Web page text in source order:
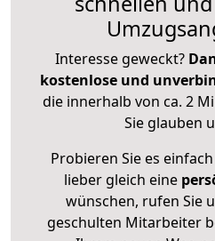
Interesse geweckt?
kostenlose und
die innerhalb von ca. 2
Sie glauben
Probieren Sie es
lieber gleich eine
wünschen, rufen Sie
geschulten Mitarbeiter